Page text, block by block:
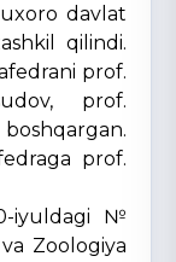
davlat
qilindi.
prof.
prof.
prof.
iyuldagi №
Zoologiya